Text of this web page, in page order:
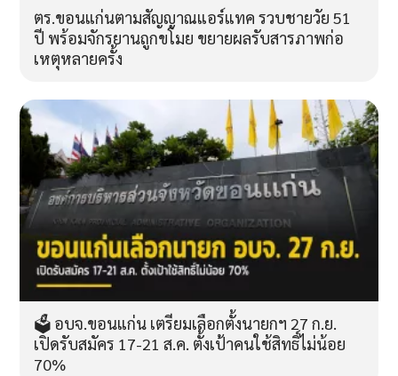
ตร.ขอนแก่นตามสัญญาณแอร์แทค รวบชายวัย 51
ปี พร้อมจักรยานถูกขโมย ขยายผลรับสารภาพก่อ
เหตุหลายครั้ง
🗳️ อบจ.ขอนแก่น เตรียมเลือกตั้งนายกฯ 27 ก.ย.
เปิดรับสมัคร 17-21 ส.ค. ตั้งเป้าคนใช้สิทธิ์ไม่น้อย
70%